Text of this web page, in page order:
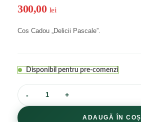
300,00 lei
Cos Cadou „Delicii Pascale”.
Disponibil pentru pre-comenzi
ADAUGĂ ÎN COȘ